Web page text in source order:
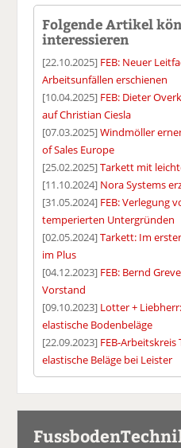
Folgende Artikel
interessieren
[22.10.2025] FEB: Neuer
Arbeitsunfällen erschienen
[10.04.2025] FEB: Dieter
auf Christian Ciesla
[07.03.2025]Windmöller
of Sales Europe
[25.02.2025]Tarkett mit
[11.10.2024] Nora Systems
[31.05.2024] FEB: Verlegung
temperierten Untergründen
[02.05.2024]Tarkett: Im
im Plus
[04.12.2023] FEB: Bernd
Vorstand
[09.10.2023] Lotter +
elastische Bodenbeläge
[22.09.2023] FEB-
elastische Beläge bei Leister